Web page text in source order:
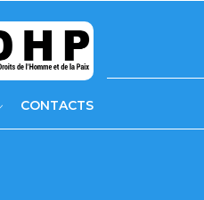
CONTACTS